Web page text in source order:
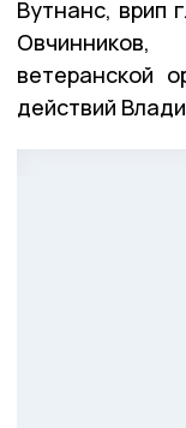
Вутнанс, врип
ветеранской
действий